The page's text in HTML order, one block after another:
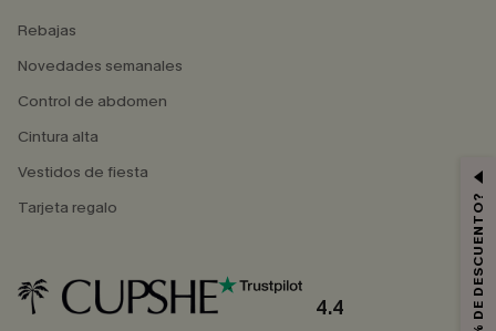
Rebajas
Novedades semanales
Control de abdomen
Cintura alta
Vestidos de fiesta
Tarjeta regalo
4.4